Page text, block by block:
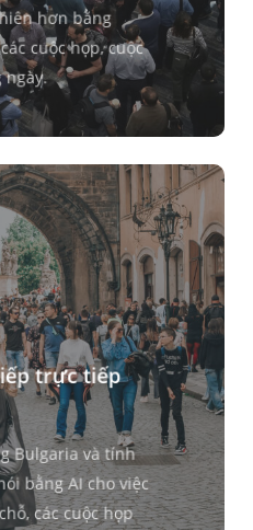
hơn bằng
cuộc họp, cuộc
ngày.
trực tiếp
Bulgaria và tính
bằng AI cho việc
các cuộc họp